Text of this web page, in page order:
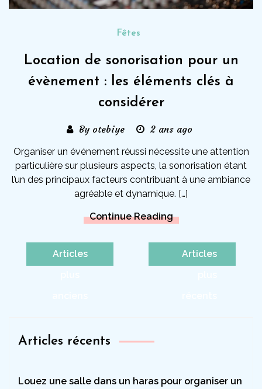
Fêtes
Location de sonorisation pour un
évènement : les éléments clés à
considérer
By otebiye 2 ans ago
Organiser un événement réussi nécessite une attention
particulière sur plusieurs aspects, la sonorisation étant
l’un des principaux facteurs contribuant à une ambiance
agréable et dynamique. […]
Continue Reading
Navigation
Articles
Articles
Articles récents
Louez une salle dans un haras pour organiser un